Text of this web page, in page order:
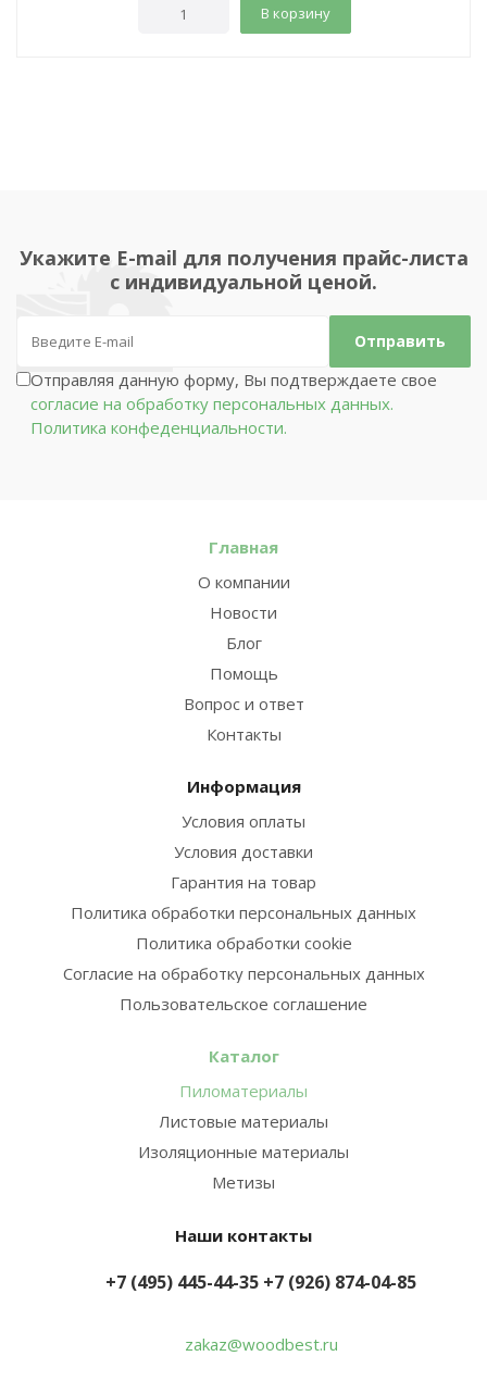
В корзину
Укажите E-mail для получения прайс-листа
с индивидуальной ценой.
Отправляя данную форму, Вы подтверждаете свое
согласие на обработку персональных данных.
Политика конфеденциальности.
Главная
О компании
Новости
Блог
Помощь
Вопрос и ответ
Контакты
Информация
Условия оплаты
Условия доставки
Гарантия на товар
Политика обработки персональных данных
Политика обработки cookie
Согласие на обработку персональных данных
Пользовательское соглашение
Каталог
Пиломатериалы
Листовые материалы
Изоляционные материалы
Метизы
Наши контакты
+7 (495) 445-44-35 +7 (926) 874-04-85
zakaz@woodbest.ru